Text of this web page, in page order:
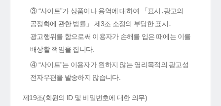
③ “사이트”가 상품이나 용역에 대하여 「표시․광고의
공정화에 관한 법률」 제3조 소정의 부당한 표시․
광고행위를 함으로써 이용자가 손해를 입은 때에는 이를
배상할 책임을 집니다.
④ “사이트”는 이용자가 원하지 않는 영리목적의 광고성
전자우편을 발송하지 않습니다.
제19조(회원의 ID 및 비밀번호에 대한 의무)